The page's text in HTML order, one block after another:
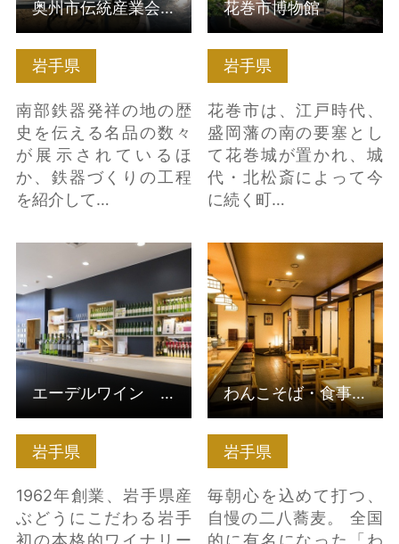
岩手県
南部鉄器発祥の地の歴
史を伝える名品の数々
が展示されているほ
か、鉄器づくりの工程
を紹介して…
奥州市伝統産業会館
岩手県
花巻市は、江戸時代、
盛岡藩の南の要塞とし
て花巻城が置かれ、城
代・北松斎によって今
に続く町…
花巻市博物館
岩手県
1962年創業、岩手県産
ぶどうにこだわる岩手
初の本格的ワイナリー
エーデルワイン ワイ
ンシャトー大迫 の詳細
はこちら
エーデルワイン ワインシャトー大迫
岩手県
毎朝心を込めて打つ、
自慢の二八蕎麦。 全国
的に有名になった「わ
わんこそば・食事処
嘉司屋 の詳細はこちら
わんこそば・食事処 嘉司屋